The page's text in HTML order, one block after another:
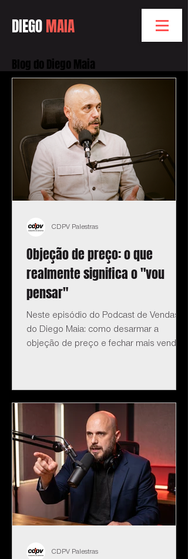
DIEGOMAIA
Blog do Diego Maia
Objeção de preço: o que
realmente significa o "vou
pensar"
Neste episódio do Podcast de Vendas
do Diego Maia: como desarmar a
objeção de preço e fechar mais vendas.
CDPV Palestras
CDPV Palestras